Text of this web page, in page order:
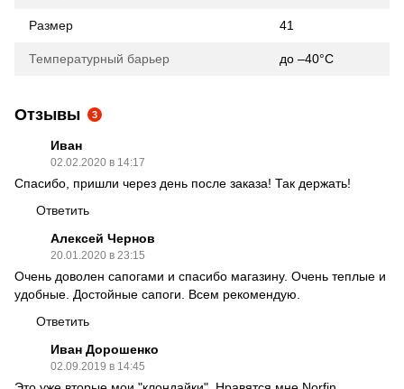
Размер 41
Температурный барьер до –40°C
Отзывы 3
Иван
02.02.2020 в 14:17
Спасибо, пришли через день после заказа! Так держать!
Ответить
Алексей Чернов
20.01.2020 в 23:15
Очень доволен сапогами и спасибо магазину. Очень теплые и
удобные. Достойные сапоги. Всем рекомендую.
Ответить
Иван Дорошенко
02.09.2019 в 14:45